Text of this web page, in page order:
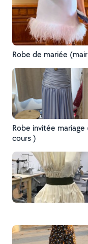
Robe de mariée
Robe invitée mariage
cours )